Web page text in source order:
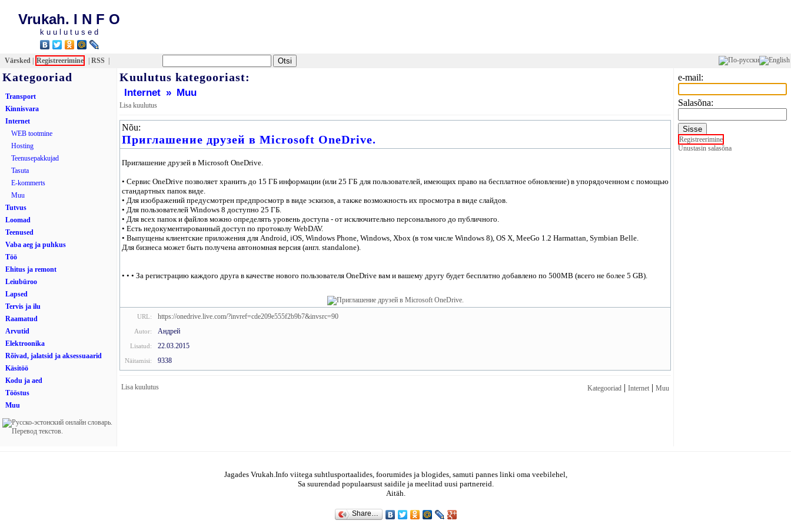
Vrukah. I N F O
k u u l u t u s e d
Värsked Registreerimine RSS
Kategooriad
Transport
Kinnisvara
Internet
WEB tootmine
Hosting
Teenusepakkujad
Tasuta
E-kommerts
Muu
Tutvus
Loomad
Teenused
Vaba aeg ja puhkus
Töö
Ehitus ja remont
Leiubüroo
Lapsed
Tervis ja ilu
Raamatud
Arvutid
Elektroonika
Rõivad, jalatsid ja aksessuaarid
Käsitöö
Kodu ja aed
Tööstus
Muu
Kuulutus kategooriast:
Internet » Muu
Lisa kuulutus
Nõu:
Приглашение друзей в Microsoft OneDrive.
Приглашение друзей в Microsoft OneDrive.
• Сервис OneDrive позволяет хранить до 15 ГБ информации (или 25 ГБ для пользователей, имеющих право на бесплатное обновление) в упорядоченном с помощью
стандартных папок виде.
• Для изображений предусмотрен предпросмотр в виде эскизов, а также возможность их просмотра в виде слайдов.
• Для пользователей Windows 8 доступно 25 ГБ.
• Для всех папок и файлов можно определять уровень доступа - от исключительно персонального до публичного.
• Есть недокументированный доступ по протоколу WebDAV.
• Выпущены клиентские приложения для Android, iOS, Windows Phone, Windows, Xbox (в том числе Windows 8), OS X, MeeGo 1.2 Harmattan, Symbian Belle.
Для бизнеса может быть получена автономная версия (англ. standalone).
• • • За регистрацию каждого друга в качестве нового пользователя OneDrive вам и вашему другу будет бесплатно добавлено по 500MB (всего не более 5 GB).
URL: https://onedrive.live.com/?invref=cde209e555f2b9b7&invsrc=90
Autor: Андрей
Lisatud: 22.03.2015
Näitamisi: 9338
Lisa kuulutus Kategooriad | Internet | Muu
e-mail:
Salasõna:
Registreerimine
Unustasin salasõna
Jagades Vrukah.Info viitega suhtlusportaalides, foorumides ja blogides, samuti pannes linki oma veebilehel,
Sa suurendad populaarsust saidile ja meelitad uusi partnereid.
Aitäh.
Share…